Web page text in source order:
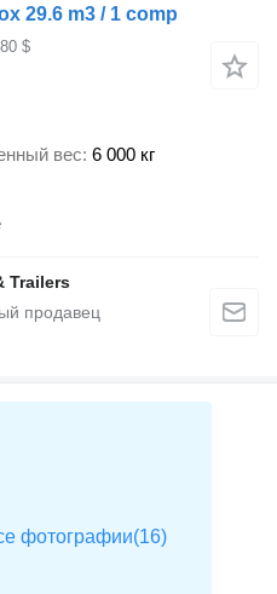
29.6 m3 / 1 comp
$
вес 6 000 кг
Trailers